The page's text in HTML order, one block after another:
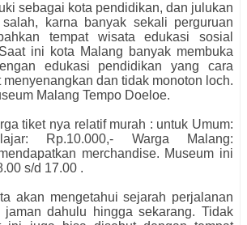
sebagai kota pendidikan, dan julukan
karna banyak sekali perguruan
tempat wisata edukasi sosial
ini kota Malang banyak membuka
edukasi pendidikan yang cara
menyenangkan dan tidak monoton loch.
Malang Tempo Doeloe.
tiket nya relatif murah : untuk Umum:
Rp.10.000,- Warga Malang:
merchandise. Museum ini
s/d 17.00 .
akan mengetahui sejarah perjalanan
jaman dahulu hingga sekarang. Tidak